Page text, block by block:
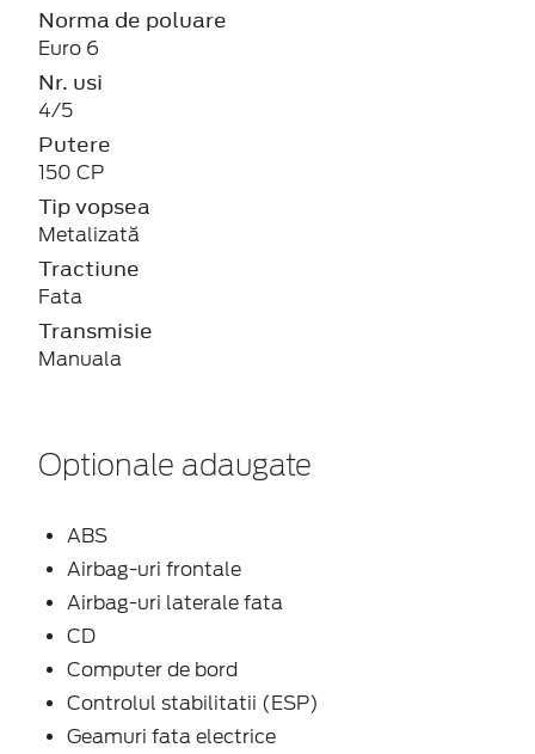
Norma de poluare
Euro 6
Nr. usi
4/5
Putere
150 CP
Tip vopsea
Metalizată
Tractiune
Fata
Transmisie
Manuala
Optionale adaugate
ABS
Airbag-uri frontale
Airbag-uri laterale fata
CD
Computer de bord
Controlul stabilitatii (ESP)
Geamuri fata electrice